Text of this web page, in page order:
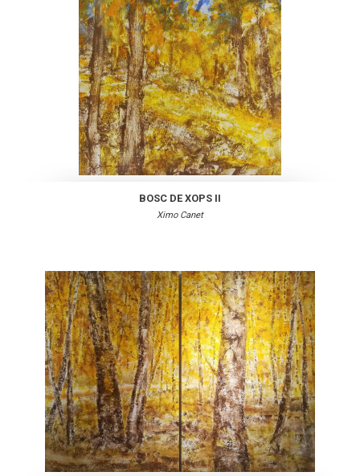
BOSC DE XOPS II
Ximo Canet